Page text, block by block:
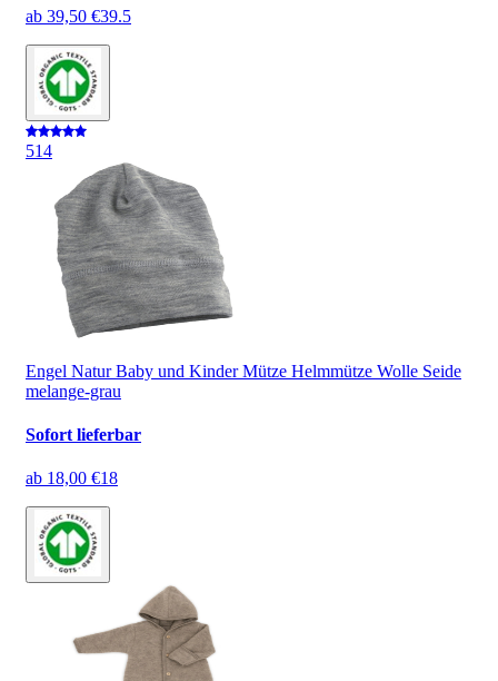
ab 39,50 €39.5
514
Engel Natur Baby und Kinder Mütze Helmmütze Wolle Seide
melange-grau
Sofort lieferbar
ab 18,00 €18